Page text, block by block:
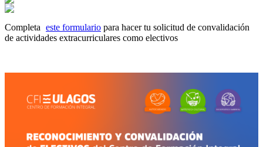
Completa este formulario para hacer tu solicitud de convalidación
de actividades extracurriculares como electivos